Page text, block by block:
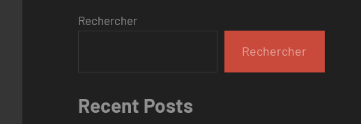
Rechercher
Rechercher
Recent Posts